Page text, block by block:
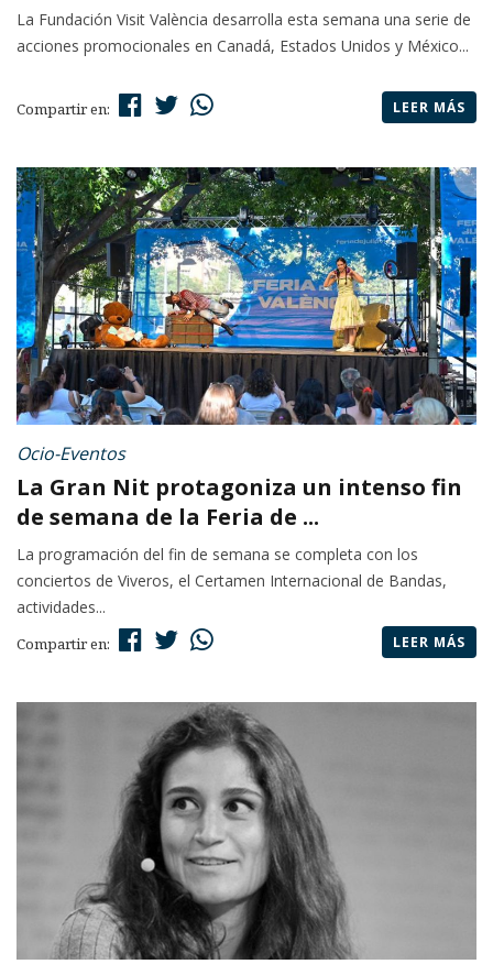
La Fundación Visit València desarrolla esta semana una serie de
acciones promocionales en Canadá, Estados Unidos y México...
Compartir en: LEER MÁS
Ocio-Eventos
La Gran Nit protagoniza un intenso fin
de semana de la Feria de ...
La programación del fin de semana se completa con los
conciertos de Viveros, el Certamen Internacional de Bandas,
actividades...
Compartir en: LEER MÁS